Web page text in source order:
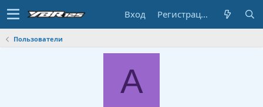
Вход Регистрация
Пользователи
A